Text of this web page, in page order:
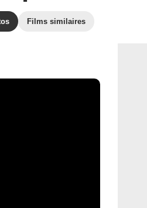
Films similaires